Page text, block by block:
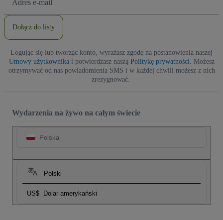
e-
Dołącz do listy
Logując się lub tworząc konto, wyrażasz zgodę na postanowienia naszej
Umowy użytkownikai potwierdzasz naszą Politykę prywatności . Możesz
otrzymywać od nas powiadomienia SMS i w każdej chwili możesz z nich
zrezygnować.
Wydarzenia na żywo na całym świecie
Polska
Polski
US$ Dolar amerykański